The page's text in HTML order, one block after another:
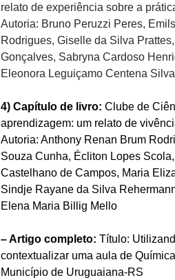
relato de experiência sobre a
Autoria: Bruno Peruzzi Peres,
Rodrigues, Giselle da Silva
Gonçalves, Sabryna Cardoso
Eleonora Leguiçamo Centena
4) Capítulo de livro: Clube de
aprendizagem: um relato de
Autoria: Anthony Renan Brum
Souza Cunha, Écliton Lopes
Castelhano de Campos, Maria
Sindje Rayane da Silva
Elena Maria Billig Mello
– Artigo completo: Título:
contextualizar uma aula de
Município de Uruguaiana-RS